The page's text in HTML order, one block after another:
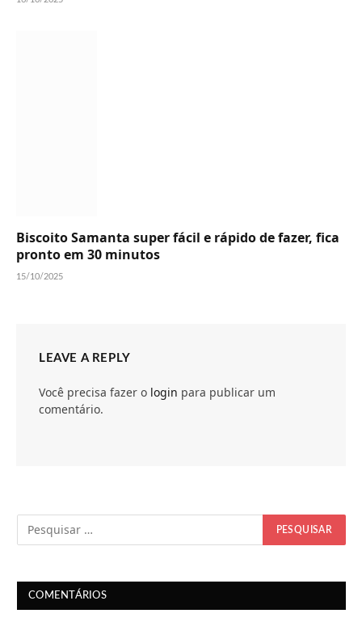
Biscoito Samanta super fácil e rápido de fazer, fica
pronto em 30 minutos
15/10/2025
LEAVE A REPLY
Você precisa fazer o login para publicar um
comentário.
COMENTÁRIOS